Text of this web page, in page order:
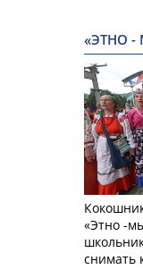
«ЭТНО -
«Этно -
снимать